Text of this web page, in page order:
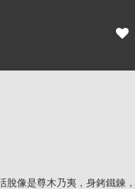
瀏
脫像是尊木乃夷，身銬鐵鍊